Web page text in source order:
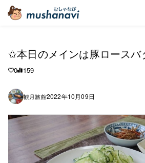
✩本日のメインは豚ロース
0 159
観月旅館2022年10月09日